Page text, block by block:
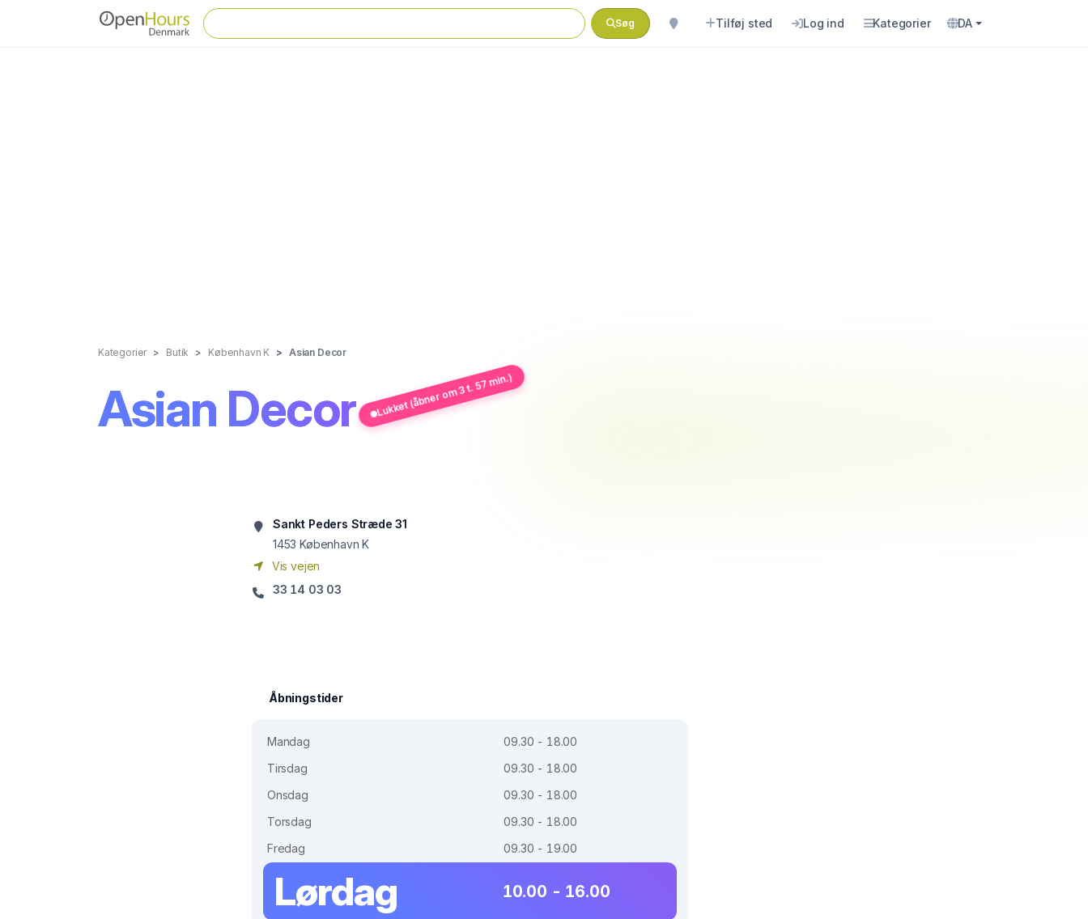
Søg Tilføj sted Log ind Kategorier DA
Kategorier Butik København K Asian Decor
Asian Decor Lukket (åbner om 3 t. 57 min.)
Sankt Peders Stræde 31
1453 København K
Vis vejen
33 14 03 03
Åbningstider
Mandag
09.30 - 18.00
Tirsdag
09.30 - 18.00
Onsdag
09.30 - 18.00
Torsdag
09.30 - 18.00
Fredag
09.30 - 19.00
Lørdag 10.00 - 16.00